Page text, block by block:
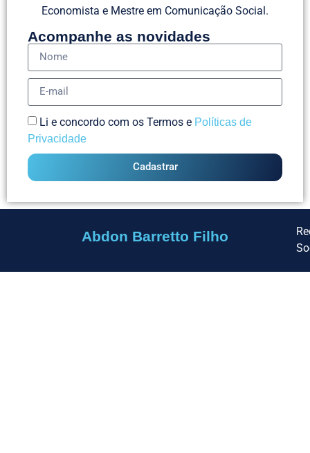
Economista e Mestre em Comunicação Social.
Acompanhe as novidades
Li e concordo com os Termos e Políticas de
Privacidade
Cadastrar
Abdon Barretto Filho